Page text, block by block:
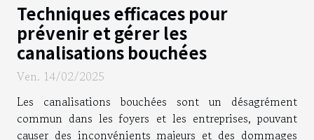
Techniques efficaces pour
prévenir et gérer les
canalisations bouchées
Ven. 14/02/2025
Les canalisations bouchées sont un désagrément
commun dans les foyers et les entreprises, pouvant
causer des inconvénients majeurs et des dommages